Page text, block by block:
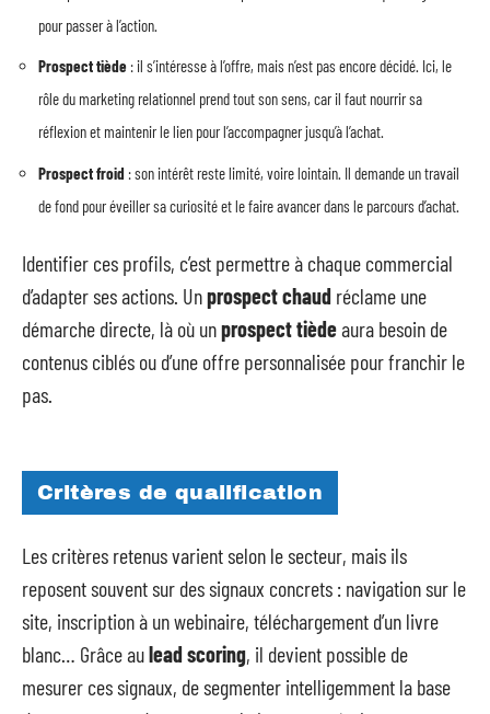
pour passer à l’action.
Prospect tiède : il s’intéresse à l’offre, mais n’est pas encore décidé. Ici, le
rôle du marketing relationnel prend tout son sens, car il faut nourrir sa
réflexion et maintenir le lien pour l’accompagner jusqu’à l’achat.
Prospect froid : son intérêt reste limité, voire lointain. Il demande un travail
de fond pour éveiller sa curiosité et le faire avancer dans le parcours d’achat.
Identifier ces profils, c’est permettre à chaque commercial
d’adapter ses actions. Unprospect chaud réclame une
démarche directe, là où unprospect tièdeaura besoin de
contenus ciblés ou d’une offre personnalisée pour franchir le
pas.
Critères de qualification
Les critères retenus varient selon le secteur, mais ils
reposent souvent sur des signaux concrets : navigation sur le
site, inscription à un webinaire, téléchargement d’un livre
blanc… Grâce aulead scoring, il devient possible de
mesurer ces signaux, de segmenter intelligemment la base